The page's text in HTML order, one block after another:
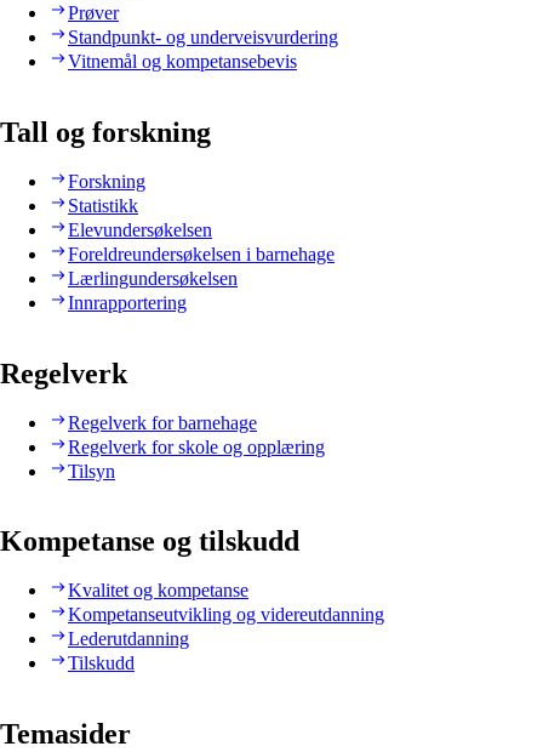
Prøver
Standpunkt- og underveisvurdering
Vitnemål og kompetansebevis
Tall og forskning
Forskning
Statistikk
Elevundersøkelsen
Foreldreundersøkelsen i barnehage
Lærlingundersøkelsen
Innrapportering
Regelverk
Regelverk for barnehage
Regelverk for skole og opplæring
Tilsyn
Kompetanse og tilskudd
Kvalitet og kompetanse
Kompetanseutvikling og videreutdanning
Lederutdanning
Tilskudd
Temasider